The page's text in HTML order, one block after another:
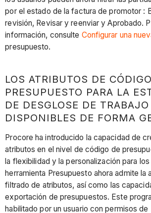
por el estado de la factura de promotor :
revisión, Revisar y reenviar y Aprobado.
información, consulte Configurar una
presupuesto.
LOS ATRIBUTOS DE
PRESUPUESTO PARA LA
DE DESGLOSE DE
DISPONIBLES DE FORMA
Procore ha introducido la capacidad de
atributos en el nivel de código de
la flexibilidad y la personalización para los
herramienta Presupuesto ahora admite la
filtrado de atributos, así como las
exportación de presupuestos. Este
habilitado por un usuario con permisos